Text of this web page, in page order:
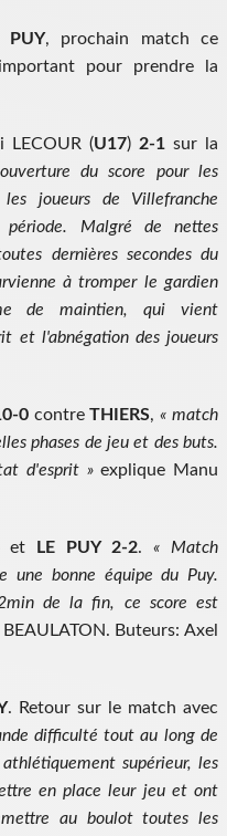
PUY, prochain match ce
pour prendre la
LECOUR (U17) 2-1sur la
du score pour les
joueurs de Villefranche
Malgré de nettes
dernières secondes du
à tromper le gardien
de maintien, qui vient
et l'abnégation des joueurs
0 contreTHIERS,« match
phases de jeu et des buts.
d'esprit »explique Manu
et LE PUY 2-2.« Match
une bonne équipe du Puy.
de la fin, ce score est
Buteurs: Axel
. Retour sur le match avec
difficulté tout au long de
supérieur, les
en place leur jeu et ont
au boulot toutes les